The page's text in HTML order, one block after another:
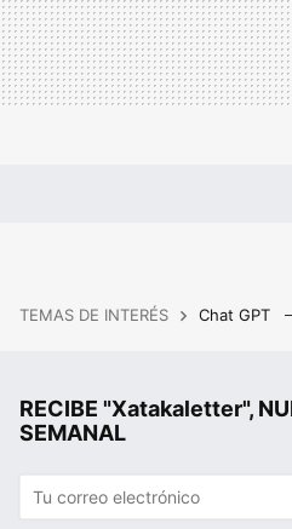
TEMAS DE INTERÉS Chat GPT
RECIBE "Xatakaletter",
SEMANAL